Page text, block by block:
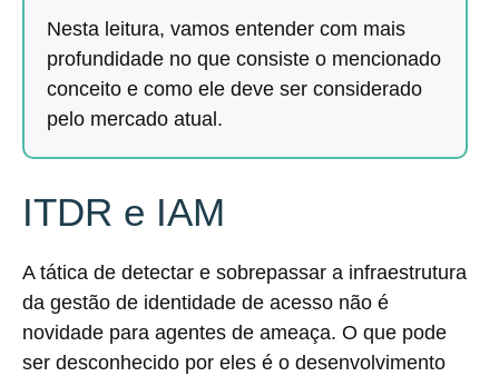
Nesta leitura, vamos entender com mais
profundidade no que consiste o mencionado
conceito e como ele deve ser considerado
pelo mercado atual.
ITDR e IAM
A tática de detectar e sobrepassar a infraestrutura
da gestão de identidade de acesso não é
novidade para agentes de ameaça. O que pode
ser desconhecido por eles é o desenvolvimento